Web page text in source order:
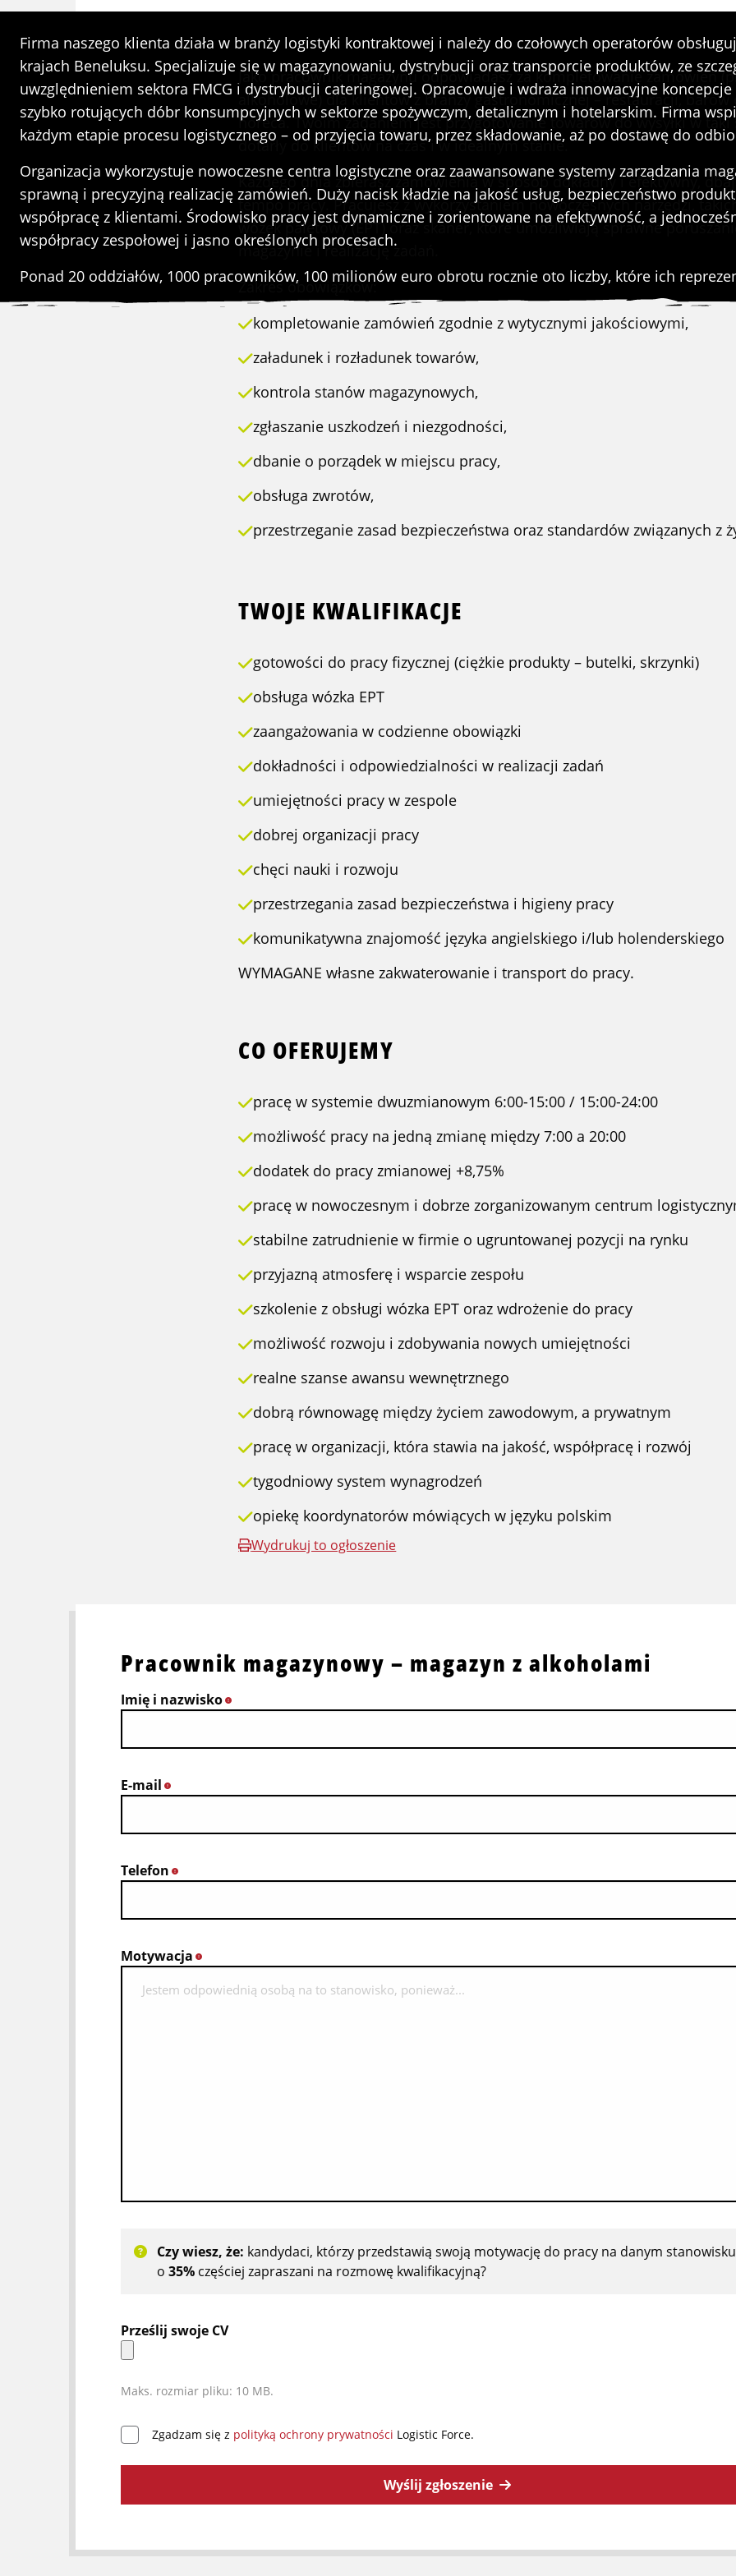
Firma naszego klienta działa w branży logistyki kontraktowej i należy do czołowych operatorów
krajach Beneluksu. Specjalizuje się w magazynowaniu, dystrybucji oraz transporcie produktów, ze
uwzględnieniem sektora FMCG i dystrybucji cateringowej. Opracowuje i wdraża innowacyjne koncepcje
szybko rotujących dóbr konsumpcyjnych w sektorze spożywczym, detalicznym i hotelarskim. Firma
każdym etapie procesu logistycznego – od przyjęcia towaru, przez składowanie, aż po dostawę do
Organizacja wykorzystuje nowoczesne centra logistyczne oraz zaawansowane systemy zarządzania
sprawną i precyzyjną realizację zamówień. Duży nacisk kładzie na jakość usług, bezpieczeństwo
współpracę z klientami. Środowisko pracy jest dynamiczne i zorientowane na efektywność, a
współpracy zespołowej i jasno określonych procesach.
Ponad 20 oddziałów, 1000 pracowników, 100 milionów euro obrotu rocznie oto liczby, które ich
Jako pracownik magazynu odpowiadasz za kompletowanie zamówień
alkoholowe) dla klientów z branży gastronomicznej – restauracji,
horeca. Twoim zadaniem jest przygotowanie towarów do wysyłki w taki
dotarły do klientów na czas i w idealnym stanie.
Każdego dnia zbierasz zamówienia w sposób dokładny i efektywny,
tempo pracy. Pracujesz z wykorzystaniem nowoczesnych narzędzi,
wózek paletowy (EPT) oraz skaner, które umożliwiają sprawne
magazynie i realizację zadań.
Zakres obowiązków:
kompletowanie zamówień zgodnie z wytycznymi jakościowymi,
załadunek i rozładunek towarów,
kontrola stanów magazynowych,
zgłaszanie uszkodzeń i niezgodności,
dbanie o porządek w miejscu pracy,
obsługa zwrotów,
przestrzeganie zasad bezpieczeństwa oraz standardów związanych z
TWOJE KWALIFIKACJE
gotowości do pracy fizycznej (ciężkie produkty – butelki, skrzynki)
obsługa wózka EPT
zaangażowania w codzienne obowiązki
dokładności i odpowiedzialności w realizacji zadań
umiejętności pracy w zespole
dobrej organizacji pracy
chęci nauki i rozwoju
przestrzegania zasad bezpieczeństwa i higieny pracy
komunikatywna znajomość języka angielskiego i/lub holenderskiego
WYMAGANE własne zakwaterowanie i transport do pracy.
CO OFERUJEMY
pracę w systemie dwuzmianowym 6:00-15:00 / 15:00-24:00
możliwość pracy na jedną zmianę między 7:00 a 20:00
dodatek do pracy zmianowej +8,75%
pracę w nowoczesnym i dobrze zorganizowanym centrum
stabilne zatrudnienie w firmie o ugruntowanej pozycji na rynku
przyjazną atmosferę i wsparcie zespołu
szkolenie z obsługi wózka EPT oraz wdrożenie do pracy
możliwość rozwoju i zdobywania nowych umiejętności
realne szanse awansu wewnętrznego
dobrą równowagę między życiem zawodowym, a prywatnym
pracę w organizacji, która stawia na jakość, współpracę i rozwój
tygodniowy system wynagrodzeń
opiekę koordynatorów mówiących w języku polskim
Wydrukuj to ogłoszenie
Pracownik magazynowy – magazyn z alkoholami
Imię i nazwisko
E-mail
Telefon
Motywacja
Czy wiesz, że: kandydaci, którzy przedstawią swoją motywację do pracy na danym
o 35% częściej zapraszani na rozmowę kwalifikacyjną?
Prześlij swoje CV
Maks. rozmiar pliku: 10 MB.
* Zgadzam się z polityką ochrony prywatności Logistic Force.
Wyślij zgłoszenie